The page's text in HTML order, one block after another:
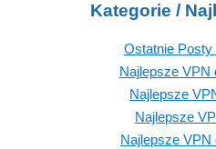
Kategorie /
Ostatnie Posty
Najlepsze VPN
Najlepsze
Najlepsze
Najlepsze VPN